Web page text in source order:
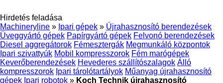
Hirdetés feladása
Machineryline » Ipari gépek » Újrahasznosító berendezések
Üveggyártó gépek Papírgyártó gépek Felvonó berendezések
Diesel aggregátorok Fémesztergák Megmunkáló központok
Ipari szivattyúk Mobil kompresszorok Fém marógépek
Keverőberendezések Hevederes szállítószalagok Álló
kompresszorok Ipari tárolótartályok Műanyag újrahasznosító
gépek Ipari robotok » Koch Technik újrahasznosító